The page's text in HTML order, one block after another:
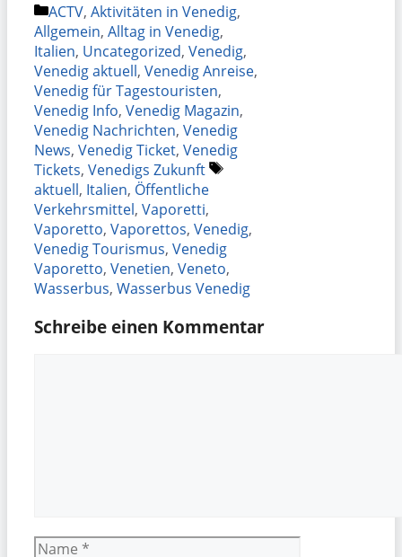
Kategorien
ACTV, Aktivitäten in Venedig,
Allgemein, Alltag in Venedig,
Italien, Uncategorized, Venedig,
Venedig aktuell, Venedig Anreise,
Venedig für Tagestouristen,
Venedig Info, Venedig Magazin,
Venedig Nachrichten, Venedig
News, Venedig Ticket, Venedig
Tickets, Venedigs Zukunft
Schlagwörter
aktuell, Italien, Öffentliche
Verkehrsmittel, Vaporetti,
Vaporetto, Vaporettos, Venedig,
Venedig Tourismus, Venedig
Vaporetto, Venetien, Veneto,
Wasserbus, Wasserbus Venedig
Schreibe einen Kommentar
Name